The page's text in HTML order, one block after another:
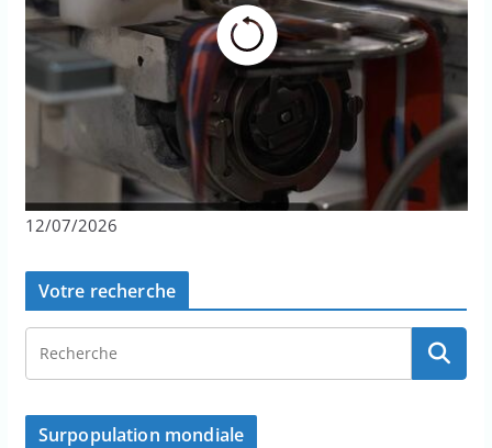
12/07/2026
Votre recherche
Surpopulation mondiale